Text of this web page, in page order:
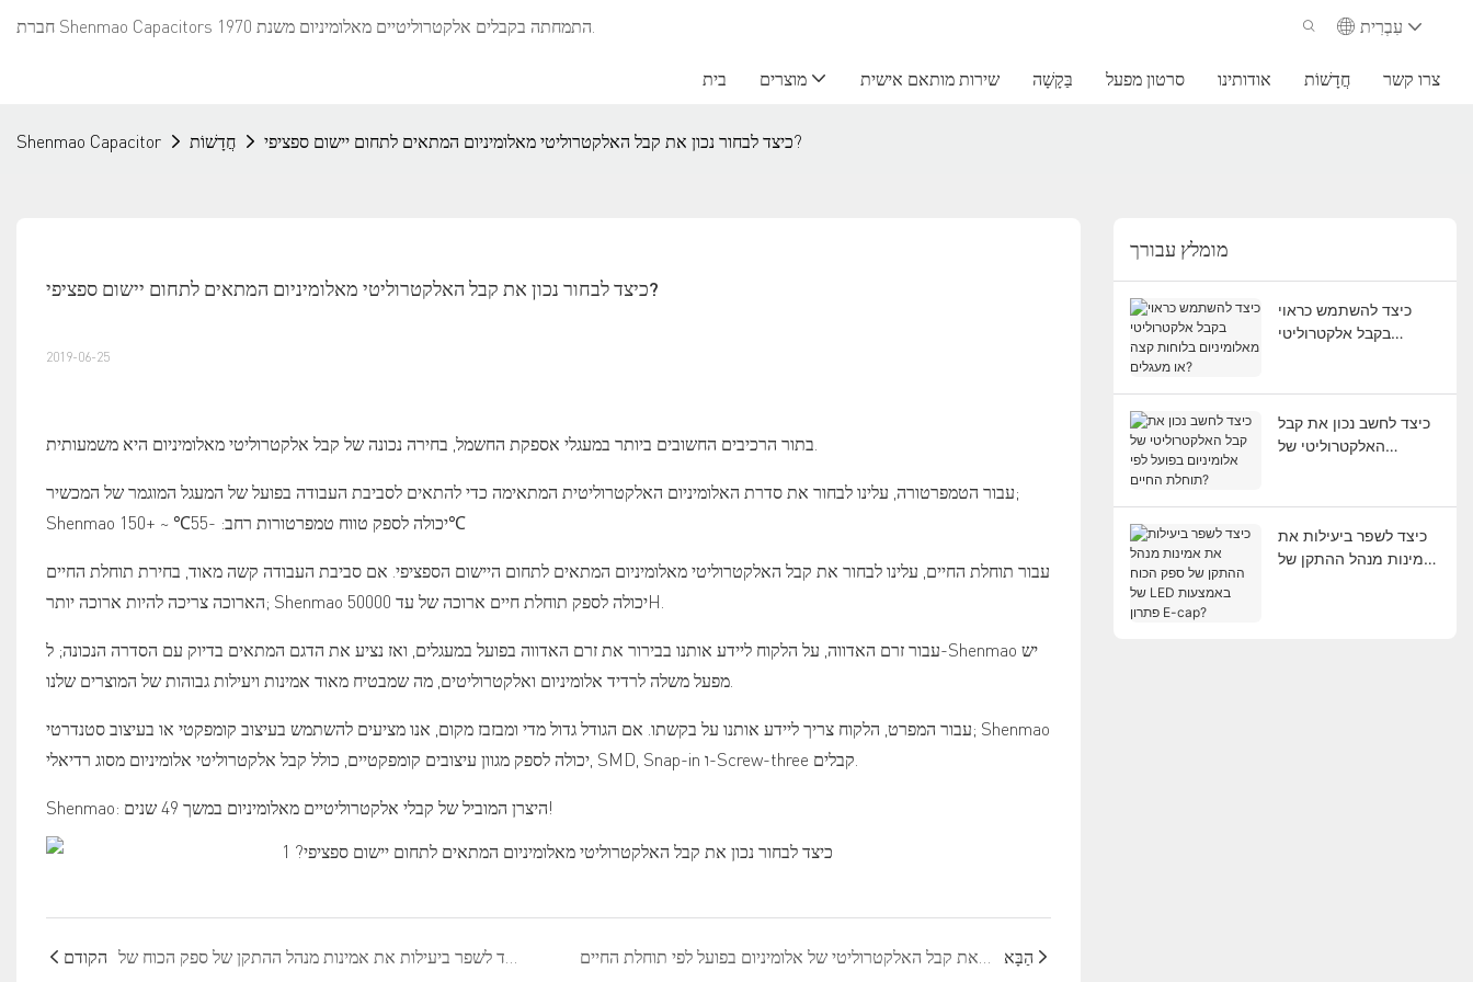
חברת Shenmao Capacitors התמחתה בקבלים אלקטרוליטיים מאלומיניום משנת 1970. עִבְרִית
בית מוצרים שירות מותאם אישית בַּקָשָׁה סרטון מפעל אודותינו חֲדָשׁוֹת צרו קשר
Shenmao Capacitor חֲדָשׁוֹת כיצד לבחור נכון את קבל האלקטרוליטי מאלומיניום המתאים לתחום יישום ספציפי?
כיצד לבחור נכון את קבל האלקטרוליטי מאלומיניום המתאים לתחום יישום ספציפי?
2019-06-25
עבור הטמפרטורה, עלינו לבחור את סדרת האלומיניום האלקטרוליטית המתאימה כדי להתאים לסביבת העבודה בפועל של המעגל המוגמר של המכשיר;
Shenmao יכולה לספק טווח טמפרטורות רחב: -55℃ ~ +150℃
עבור תוחלת החיים, עלינו לבחור את קבל האלקטרוליטי מאלומיניום המתאים לתחום היישום הספציפי. אם סביבת העבודה קשה מאוד, בחירת תוחלת החיים
הארוכה צריכה להיות ארוכה יותר; Shenmao יכולה לספק תוחלת חיים ארוכה של עד 50000H.
עבור זרם האדווה, על הלקוח ליידע אותנו בבירור את זרם האדווה בפועל במעגלים, ואז נציע את הדגם המתאים בדיוק עם הסדרה הנכונה; ל-Shenmao יש
מפעל משלה לרדיד אלומיניום ואלקטרוליטים, מה שמבטיח מאוד אמינות ויעילות גבוהות של המוצרים שלנו.
עבור המפרט, הלקוח צריך ליידע אותנו על בקשתו. אם הגודל גדול מדי ומבזבז מקום, אנו מציעים להשתמש בעיצוב קומפקטי או בעיצוב סטנדרטי; Shenmao
Shenmao: היצרן המוביל של קבלי אלקטרוליטיים מאלומיניום במשך 49 שנים!
הקודם הַבָּא
מומלץ עבורך
כיצד להשתמש כראוי
בקבל אלקטרוליטי
כיצד לחשב נכון את קבל
האלקטרוליטי של
כיצד לשפר ביעילות את
אמינות מנהל ההתקן של